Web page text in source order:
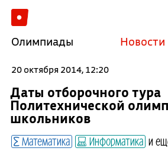
Олимпиады Новости
20 октября 2014, 12:20
Даты отборочного тура
Политехнической
школьников
Математика Информатика и